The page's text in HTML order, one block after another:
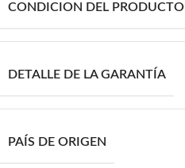
CONDICION DEL PRODUCTO
DETALLE DE LA GARANTÍA
PAÍS DE ORIGEN